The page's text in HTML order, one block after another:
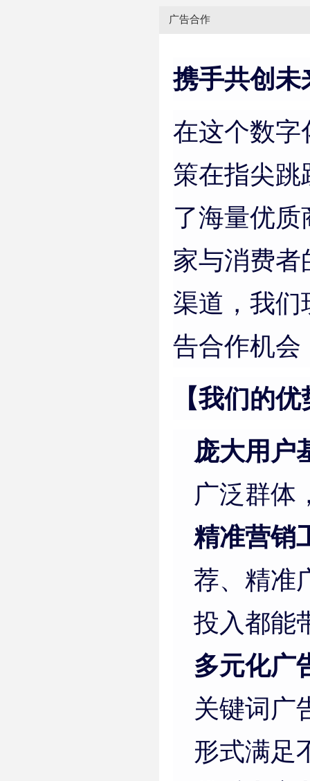
广告合作
携手共创
在这个数字
策在指尖
了海量优
家与消费
渠道，我
告合作机会
【我们的
庞大用户
广泛群体
精准营销
荐、精准
投入都能
多元化广
关键词广
形式满足